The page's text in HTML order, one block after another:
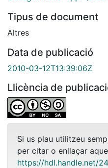
Tipus de document
Altres
Data de publicació
2010-03-12T13:39:06Z
Llicència de
Si us plau utilitzeu
per citar o enllaçar
https://hdl.handle.net/